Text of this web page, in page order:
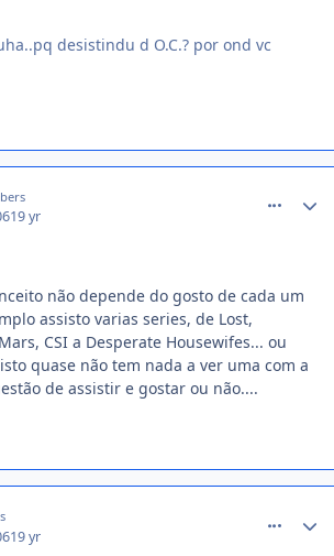
desistindu d O.C.? por ond vc
19 yr
não depende do gosto de cada um
assisto varias series, de Lost,
CSI a Desperate Housewifes... ou
quase não tem nada a ver uma com a
de assistir e gostar ou não....
19 yr